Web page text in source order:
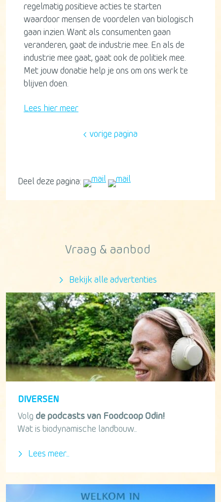
regelmatig positieve acties te starten
waardoor mensen de voordelen van biologisch
gaan inzien. Want als consumenten gaan
veranderen, gaat de industrie mee. En als de
industrie mee gaat, gaat ook de politiek mee.
Met jouw donatie help je ons om ons werk te
blijven doen.
Lees hier meer
vorige pagina
Deel deze pagina:
Vraag & aanbod
Bekijk alle advertenties
DIVERSEN
Volg de podcasts van Foodcoop Odin!
Wat is biodynamische landbouw...
Lees meer...